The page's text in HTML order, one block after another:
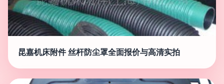
昆嘉机床附件 丝杆防尘罩全面报价与高清实拍